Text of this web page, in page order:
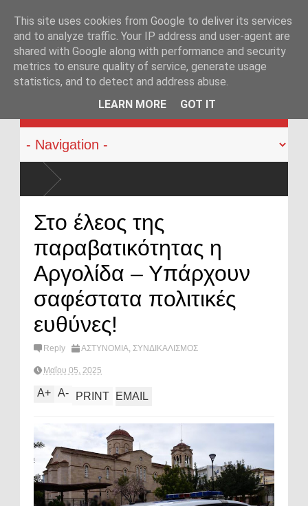
KATEHACKER
Στο έλεος της
παραβατικότητας η
Αργολίδα – Υπάρχουν
σαφέστατα πολιτικές
ευθύνες!
Reply ΑΣΤΥΝΟΜΙΑ, ΣΥΝΔΙΚΑΛΙΣΜΟΣ
Μαΐου 05, 2025
A+ A- PRINT EMAIL
This site uses cookies from Google to deliver its services
and to analyze traffic. Your IP address and user-agent are
shared with Google along with performance and security
metrics to ensure quality of service, generate usage
statistics, and to detect and address abuse.
LEARN MORE
GOT IT